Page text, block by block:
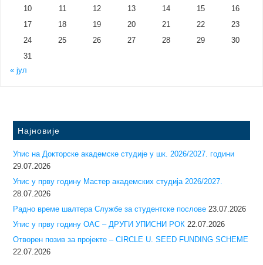
10
11 12 13 14 15
16
17
18 19 20 21 22
23
24
25 26 27 28 29
30
31
« јул
Најновије
Упис на Докторске академске студије у шк. 2026/2027. години
29.07.2026
Упис у прву годину Mастер академских студија 2026/2027.
28.07.2026
Радно време шалтера Службе за студентске послове 23.07.2026
Упис у прву годину ОАС – ДРУГИ УПИСНИ РОК 22.07.2026
Отворен позив за пројекте – CIRCLE U. SEED FUNDING SCHEME
22.07.2026